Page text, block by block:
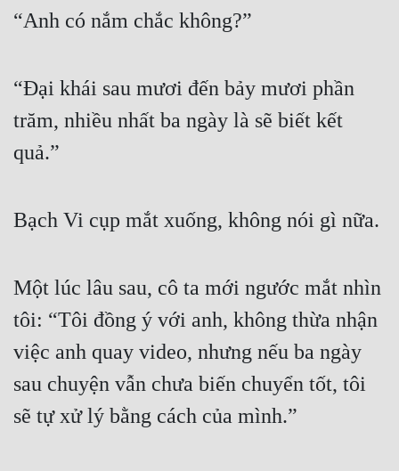
“Anh có nắm chắc không?”
“Đại khái sau mươi đến bảy mươi phần
trăm, nhiều nhất ba ngày là sẽ biết kết
quả.”
Bạch Vi cụp mắt xuống, không nói gì nữa.
Một lúc lâu sau, cô ta mới ngước mắt nhìn
tôi: “Tôi đồng ý với anh, không thừa nhận
việc anh quay video, nhưng nếu ba ngày
sau chuyện vẫn chưa biến chuyển tốt, tôi
sẽ tự xử lý bằng cách của mình.”